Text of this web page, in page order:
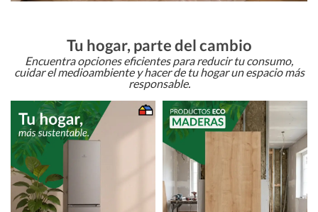
Tu hogar, parte del cambio
Encuentra opciones eficientes para reducir tu consumo,
cuidar el medioambiente y hacer de tu hogar un espacio más
responsable.